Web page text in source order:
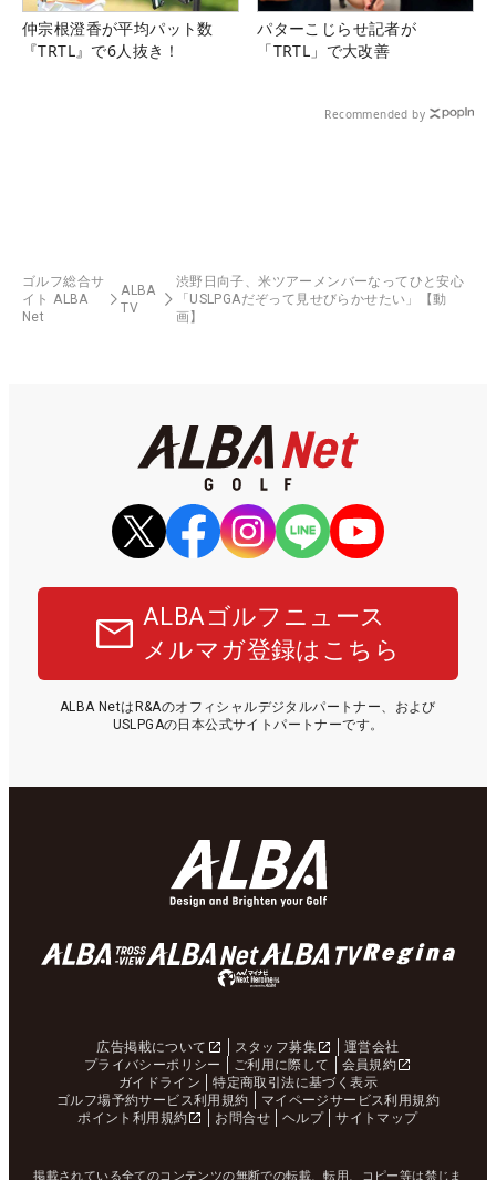
仲宗根澄香が平均パット数
『TRTL』で6人抜き！
パターこじらせ記者が
「TRTL」で大改善
Recommended by
ゴルフ総合サ
イト ALBA
Net
ALBA
TV
渋野日向子、米ツアーメンバーなってひと安心
「USLPGAだぞって見せびらかせたい」【動
画】
ALBAゴルフニュース
メルマガ登録はこちら
ALBA NetはR&Aのオフィシャルデジタルパートナー、および
USLPGAの日本公式サイトパートナーです。
広告掲載について スタッフ募集
運営会社
プライバシーポリシー
ご利用に際して
会員規約
ガイドライン
特定商取引法に基づく表示
ゴルフ場予約サービス利用規約
マイページサービス利用規約
ポイント利用規約
お問合せ ヘルプ サイトマップ
掲載されている全てのコンテンツの無断での転載、転用、コピー等は禁じま